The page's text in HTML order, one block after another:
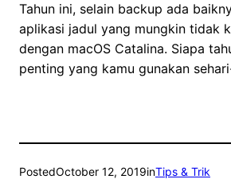
Tahun ini, selain backup ada
aplikasi jadul yang mungkin tidak
dengan macOS Catalina. Siapa
penting yang kamu gunakan
PostedOctober 12, 2019inTips & Trik